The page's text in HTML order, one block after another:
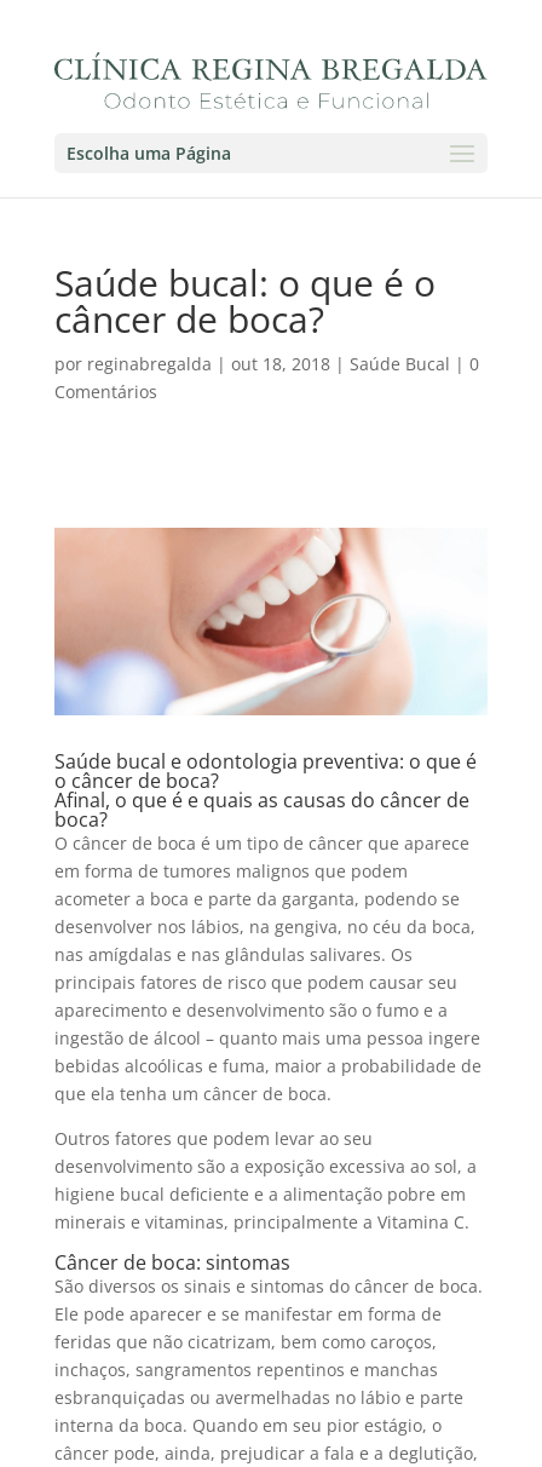
Escolha uma Página
Saúde bucal: o que é o
câncer de boca?
por reginabregalda | out 18, 2018| Saúde Bucal | 0
Comentários
Saúde bucal e odontologia preventiva: o que é
o câncer de boca?
Afinal, o que é e quais as causas do câncer de
boca?
O câncer de boca é um tipo de câncer que aparece
em forma de tumores malignos que podem
acometer a boca e parte da garganta, podendo se
desenvolver nos lábios, na gengiva, no céu da boca,
nas amígdalas e nas glândulas salivares. Os
principais fatores de risco que podem causar seu
aparecimento e desenvolvimento são o fumo e a
ingestão de álcool – quanto mais uma pessoa ingere
bebidas alcoólicas e fuma, maior a probabilidade de
que ela tenha um câncer de boca.
Outros fatores que podem levar ao seu
desenvolvimento são a exposição excessiva ao sol, a
higiene bucal deficiente e a alimentação pobre em
minerais e vitaminas, principalmente a Vitamina C.
Câncer de boca: sintomas
São diversos os sinais e sintomas do câncer de boca.
Ele pode aparecer e se manifestar em forma de
feridas que não cicatrizam, bem como caroços,
inchaços, sangramentos repentinos e manchas
esbranquiçadas ou avermelhadas no lábio e parte
interna da boca. Quando em seu pior estágio, o
câncer pode, ainda, prejudicar a fala e a deglutição,